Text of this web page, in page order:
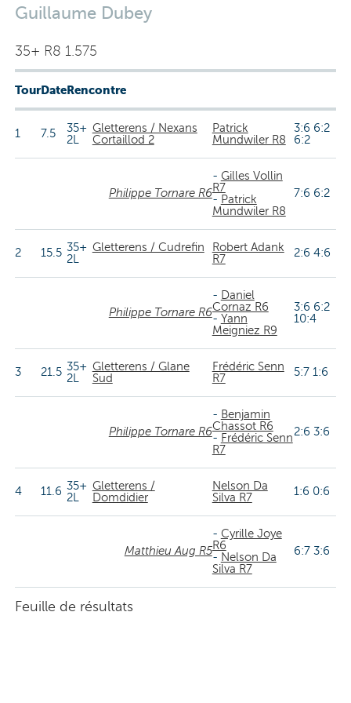
Guillaume Dubey
35+ R8 1.575
TourDateRencontre
1 7.5
35+
2L
Gletterens / Nexans
Cortaillod 2
Patrick
Mundwiler R8
3:6 6:2
6:2
Philippe Tornare R6
- Gilles Vollin
R7
- Patrick
Mundwiler R8
7:6 6:2
2 15.5 35+
2L
Gletterens / Cudrefin
Robert Adank
R7
2:6 4:6
Philippe Tornare R6
- Daniel
Cornaz R6
- Yann
Meigniez R9
3:6 6:2
10:4
3 21.5 35+
2L
Gletterens / Glane
Sud
Frédéric Senn
R7
5:7 1:6
Philippe Tornare R6
- Benjamin
Chassot R6
- Frédéric Senn
R7
2:6 3:6
4 11.6 35+
2L
Gletterens /
Domdidier
Nelson Da
Silva R7
1:6 0:6
Matthieu Aug R5
- Cyrille Joye
R6
- Nelson Da
Silva R7
6:7 3:6
Feuille de résultats